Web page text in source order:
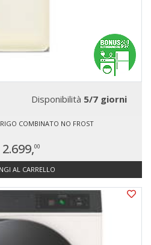
Disponibilità 5/7 giorni
COMBINATO NO FROST
00
AL CARRELLO